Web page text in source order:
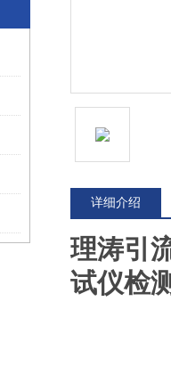
详细介绍
理涛引
试仪检